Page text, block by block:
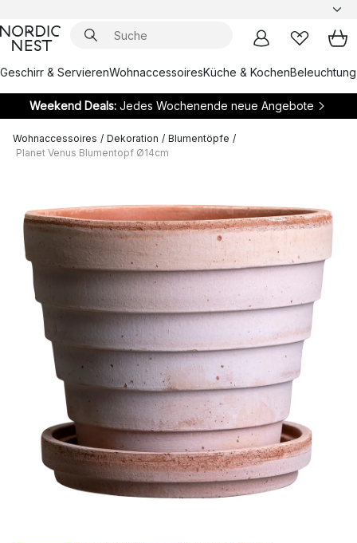
Geschirr & ServierenWohnaccessoiresKüche & KochenBeleuchtung
Weekend Deals:Jedes Wochenende neue Angebote
Wohnaccessoires / Dekoration / Blumentöpfe /
Planet Venus Blumentopf Ø14cm